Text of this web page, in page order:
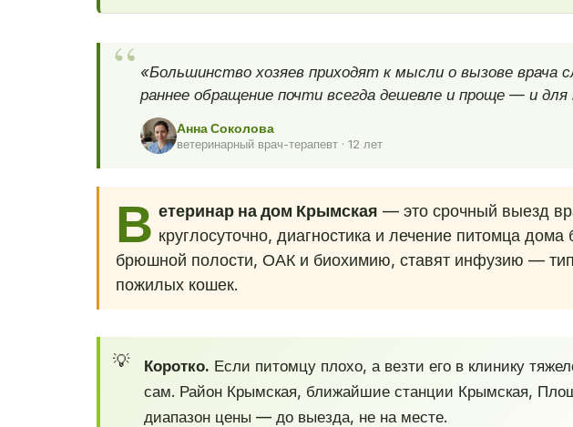
«Большинство хозяев приходят к мысли о вызове
раннее обращение почти всегда дешевле и проще — и
Анна Соколова
ветеринарный врач-терапевт · 12 лет
В етеринар на дом Крымская — это срочный выезд
круглосуточно, диагностика и лечение питомца
брюшной полости, ОАК и биохимию, ставят инфузию —
пожилых кошек.
Коротко. Если питомцу плохо, а везти его в клинику
сам. Район Крымская, ближайшие станции Крымская,
диапазон цены — до выезда, не на месте.